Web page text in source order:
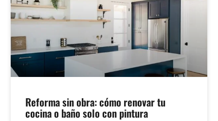
Reforma sin obra: cómo renovar tu
cocina o baño solo con pintura